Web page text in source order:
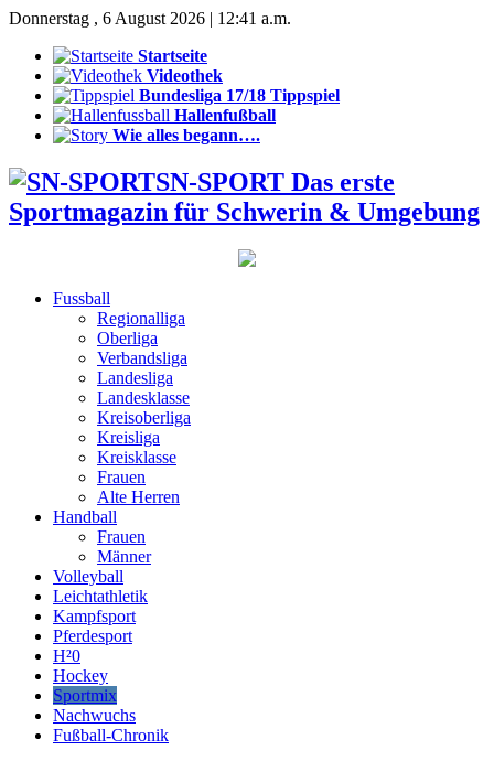
Donnerstag , 6 August 2026 | 12:41 a.m.
Startseite
Videothek
Bundesliga 17/18 Tippspiel
Hallenfußball
Wie alles begann….
SN-SPORT Das erste
Sportmagazin für Schwerin & Umgebung
Fussball
Regionalliga
Oberliga
Verbandsliga
Landesliga
Landesklasse
Kreisoberliga
Kreisliga
Kreisklasse
Frauen
Alte Herren
Handball
Frauen
Männer
Volleyball
Leichtathletik
Kampfsport
Pferdesport
H²0
Hockey
Sportmix
Nachwuchs
Fußball-Chronik